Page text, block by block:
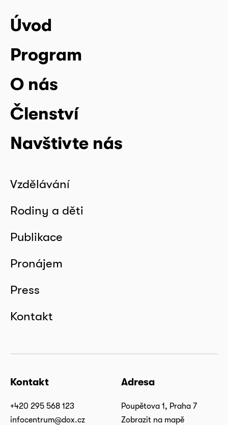
Úvod
Program
O nás
Členství
Navštivte nás
Vzdělávání
Rodiny a děti
Publikace
Pronájem
Press
Kontakt
Kontakt
+420 295 568 123
infocentrum@dox.cz
Adresa
Poupětova 1, Praha 7
Zobrazit na mapě